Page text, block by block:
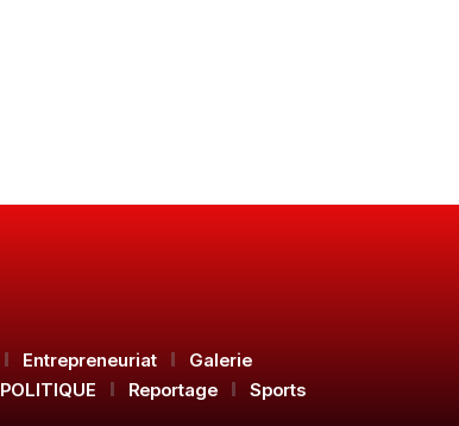
Entrepreneuriat
Galerie
POLITIQUE Reportage
Sports